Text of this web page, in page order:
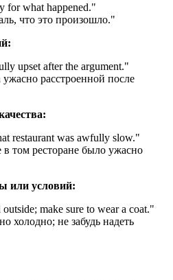
for what happened."
что это произошло."
upset after the argument."
расстроенной после
restaurant was awfully slow."
том ресторане было ужасно
или условий:
make sure to wear a coat."
холодно; не забудь надеть